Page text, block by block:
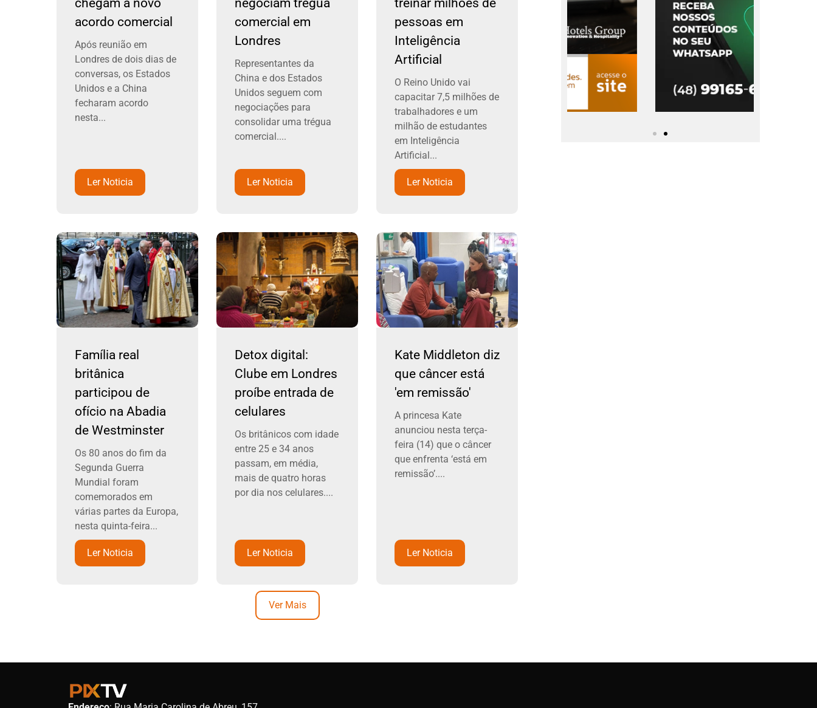
chegam a novo
acordo comercial
Após reunião em
Londres de dois dias de
conversas, os Estados
Unidos e a China
fecharam acordo
nesta...
Ler Noticia
negociam trégua
comercial em
Londres
Representantes da
China e dos Estados
Unidos seguem com
negociações para
consolidar uma trégua
comercial....
Ler Noticia
treinar milhões de
pessoas em
Inteligência
Artificial
O Reino Unido vai
capacitar 7,5 milhões de
trabalhadores e um
milhão de estudantes
em Inteligência
Artificial...
Ler Noticia
Família real
britânica
participou de
ofício na Abadia
de Westminster
Os 80 anos do fim da
Segunda Guerra
Mundial foram
comemorados em
várias partes da Europa,
nesta quinta-feira...
Ler Noticia
Detox digital:
Clube em Londres
proíbe entrada de
celulares
Os britânicos com idade
entre 25 e 34 anos
passam, em média,
mais de quatro horas
por dia nos celulares....
Ler Noticia
Kate Middleton diz
que câncer está
'em remissão'
A princesa Kate
anunciou nesta terça-
feira (14) que o câncer
que enfrenta ‘está em
remissão’....
Ler Noticia
Ver Mais